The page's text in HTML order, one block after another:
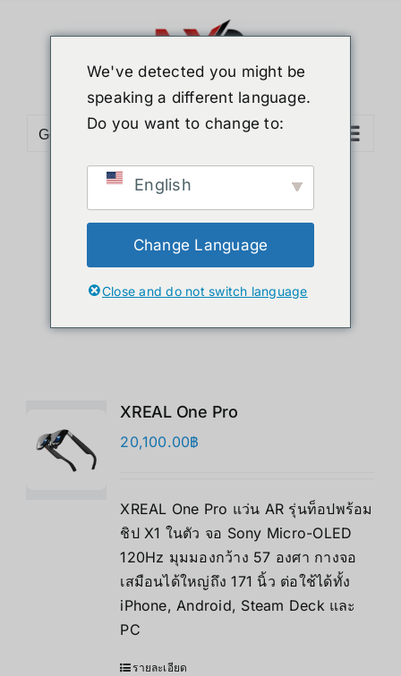
Go to...
Sort byPrice
Show12 Products
XREAL One Pro
20,100.00฿
XREAL One Pro แว่น AR รุ่นท็อปพร้อม
ชิป X1 ในตัว จอ Sony Micro-OLED
120Hz มุมมองกว้าง 57 องศา กางจอ
เสมือนได้ใหญ่ถึง 171 นิ้ว ต่อใช้ได้ทั้ง
iPhone, Android, Steam Deck และ
PC
รายละเอียด
We've detected you might be
speaking a different language.
Do you want to change to:
English
Change Language
Close and do not switch language